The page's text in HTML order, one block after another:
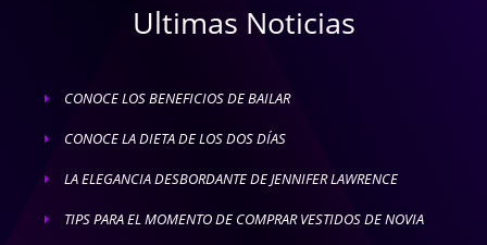
Ultimas Noticias
E CONOCE LOS BENEFICIOS DE BAILAR
E CONOCE LA DIETA DE LOS DOS DÍAS
E LA ELEGANCIA DESBORDANTE DE JENNIFER LAWRENCE
E TIPS PARA EL MOMENTO DE COMPRAR VESTIDOS DE NOVIA